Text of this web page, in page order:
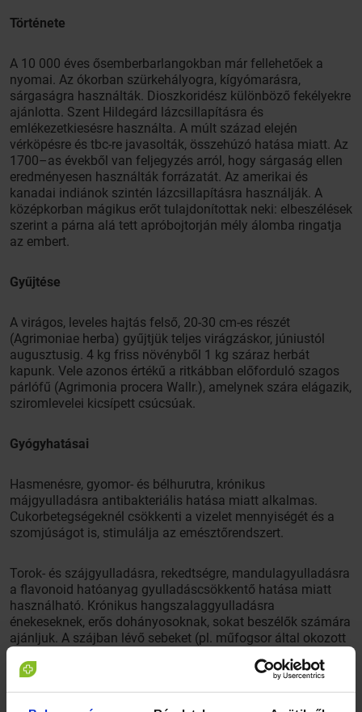
Története
A 10 000 éves ősemberbarlangokban már fellehetőek a
nyomai. Az ókorban szürkehályogra, kígyómarásra,
sárgaságra használták. Dioszkoridész különböző fekélyekre
ajánlotta. Szent Hildegárd lázcsillapításra és
emlékezetkiesésre használta. A múlt század elején
vérköpésre és tbc-re javasolták, összehúzó hatása miatt. Az
1700–as évekből van feljegyzés arról, hogy sárgaság ellen
eredményesen használták forrázatát. Az amerikai és
kanadai indiánok szintén lázcsillapításra használják. A
középkorban mágikus erőt tulajdonítottak neki: elbeszélések
szerint a párna alá tett apróbojtorján mély álomba ringatja
az embert.
Gyűjtése
A virágos, leveles hajtás felső, 20-30 cm-es részét
(Agrimoniae herba) gyűjtjük teljes virágzáskor, júniustól
augusztusig. 4 kg friss növényből 1 kg száraz herbát
kapunk. Vele azonos értékű a ritkábban előforduló szagos
párlófű (Agrimonia procera Wallr.), amelynek szára elágazik,
sziromlevelei kicsípett csúcsúak.
Gyógyhatásai
Hasmenésre, gyomor- és bélhurutra, krónikus
májgyulladásra antibakteriális hatása miatt alkalmas.
Cukorbetegségeknél csökkenti a vizelet mennyiségét és a
szomjúságot is, stimulálja az emésztőrendszert.
Torok- és szájgyulladásra, rekedtségre, mandulagyulladásra
a flavonoid hatóanyag gyulladáscsökkentő hatása miatt
használható. Krónikus hangszalaggyulladásra
énekeseknek, erős dohányosoknak, sokat beszélők számára
ajánljuk. A szájban lévő sebeket (pl. műfogsor által okozott
mosogatva jó eredményt érhetünk el. Erre a célra keverjék